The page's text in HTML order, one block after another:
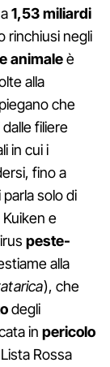
1,53 miliardi
rinchiusi negli
animaleè
alla
che
filiere
in cui i
fino a
solo di
e
peste-
alla
), che
degli
in pericolo
Rossa